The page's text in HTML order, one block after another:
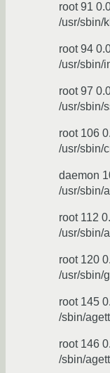
root 91
/usr/sbin/
root 94
/usr/sbin/
root 97
/usr/sbin/
root 106
/usr/sbin/
daemon
/usr/sbin/
root 112
/usr/sbin/
root 120
/usr/sbin/
root 145
/sbin/
root 146
/sbin/